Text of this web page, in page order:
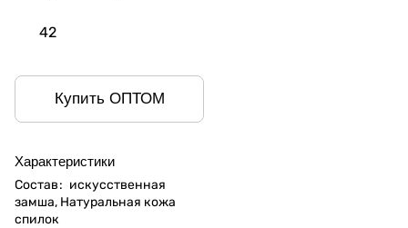
42
Купить ОПТОМ
Характеристики
Состав: искусственная
замша, Натуральная кожа
спилок